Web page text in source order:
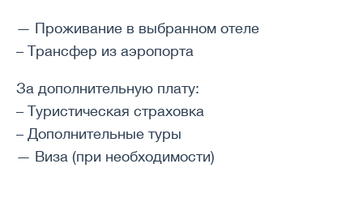
— Проживание в выбранном отеле
– Трансфер из аэропорта
За дополнительную плату:
– Туристическая страховка
– Дополнительные туры
— Виза (при необходимости)